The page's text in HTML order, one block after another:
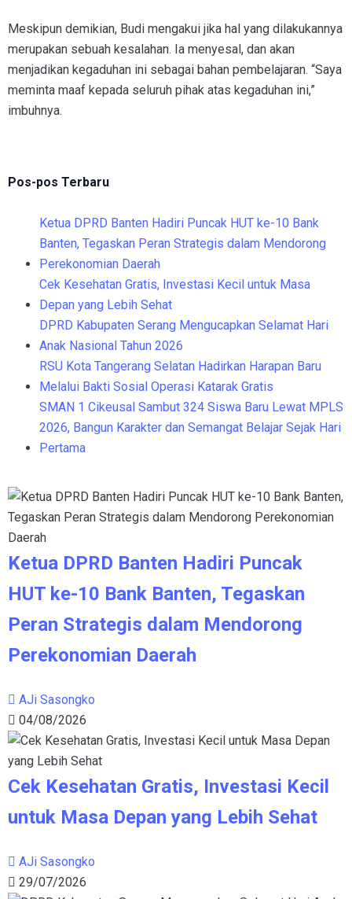
Meskipun demikian, Budi mengakui jika hal yang dilakukannya
merupakan sebuah kesalahan. Ia menyesal, dan akan
menjadikan kegaduhan ini sebagai bahan pembelajaran. “Saya
meminta maaf kepada seluruh pihak atas kegaduhan ini,”
imbuhnya.
Pos-pos Terbaru
Ketua DPRD Banten Hadiri Puncak HUT ke-10 Bank
Banten, Tegaskan Peran Strategis dalam Mendorong
Perekonomian Daerah
Cek Kesehatan Gratis, Investasi Kecil untuk Masa
Depan yang Lebih Sehat
DPRD Kabupaten Serang Mengucapkan Selamat Hari
Anak Nasional Tahun 2026
RSU Kota Tangerang Selatan Hadirkan Harapan Baru
Melalui Bakti Sosial Operasi Katarak Gratis
SMAN 1 Cikeusal Sambut 324 Siswa Baru Lewat MPLS
2026, Bangun Karakter dan Semangat Belajar Sejak Hari
Pertama
Ketua DPRD Banten Hadiri Puncak
HUT ke-10 Bank Banten, Tegaskan
Peran Strategis dalam Mendorong
Perekonomian Daerah
AJi Sasongko
04/08/2026
Cek Kesehatan Gratis, Investasi Kecil
untuk Masa Depan yang Lebih Sehat
AJi Sasongko
29/07/2026